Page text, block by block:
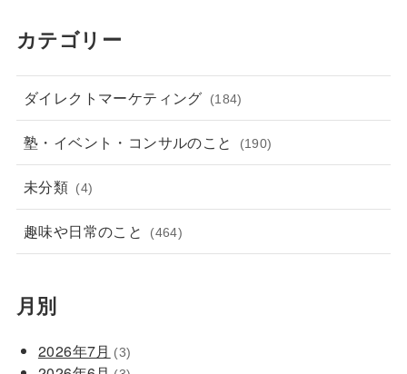
カテゴリー
ダイレクトマーケティング (184)
塾・イベント・コンサルのこと (190)
未分類 (4)
趣味や日常のこと (464)
月別
2026年7月 (3)